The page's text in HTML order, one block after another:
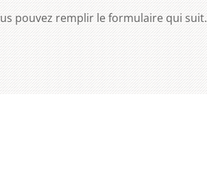
pouvez remplir le formulaire qui suit.